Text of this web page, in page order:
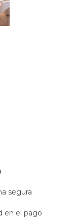
segura
en el pago